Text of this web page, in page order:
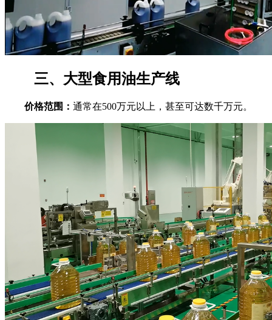
三、大型食用油生产线
价格范围： 通常在500万元以上，甚至可达数千万元。